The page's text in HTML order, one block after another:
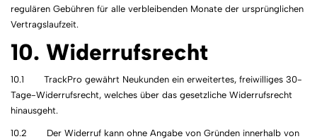
regulären Gebühren für alle verbleibenden Monate der ursprünglichen
Vertragslaufzeit.
10. Widerrufsrecht
10.1 TrackPro gewährt Neukunden ein erweitertes, freiwilliges 30-
Tage-Widerrufsrecht, welches über das gesetzliche Widerrufsrecht
hinausgeht.
10.2 Der Widerruf kann ohne Angabe von Gründen innerhalb von